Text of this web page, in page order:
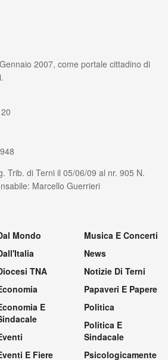
2007, come portale cittadino di
Trib. di Terni il 05/06/09 al nr. 905 N.
Marcello Guerrieri
Mondo
TNA
E
E Fiere
Musica E Concerti
News
Notizie Di Terni
Papaveri E Papere
Politica
Politica E
Sindacale
Psicologicamente